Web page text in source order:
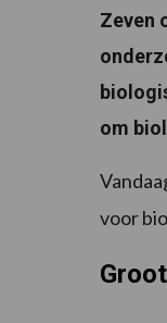
Zeven
om
voor